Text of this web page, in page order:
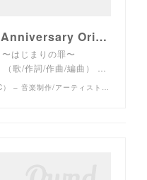
『白猫プロジェクト 5th Anniversary Original Soundtrack』 | 株式会社ポップホリック（POPHOLIC） – 音楽制作/アーティスト・クリエイターマネージメント
はじまりの罪〜
歌/作詞/作曲/編曲） …
株式会社ポップホリック（POPHOLIC） – 音楽制作/アーティスト・クリエイターマネージメント